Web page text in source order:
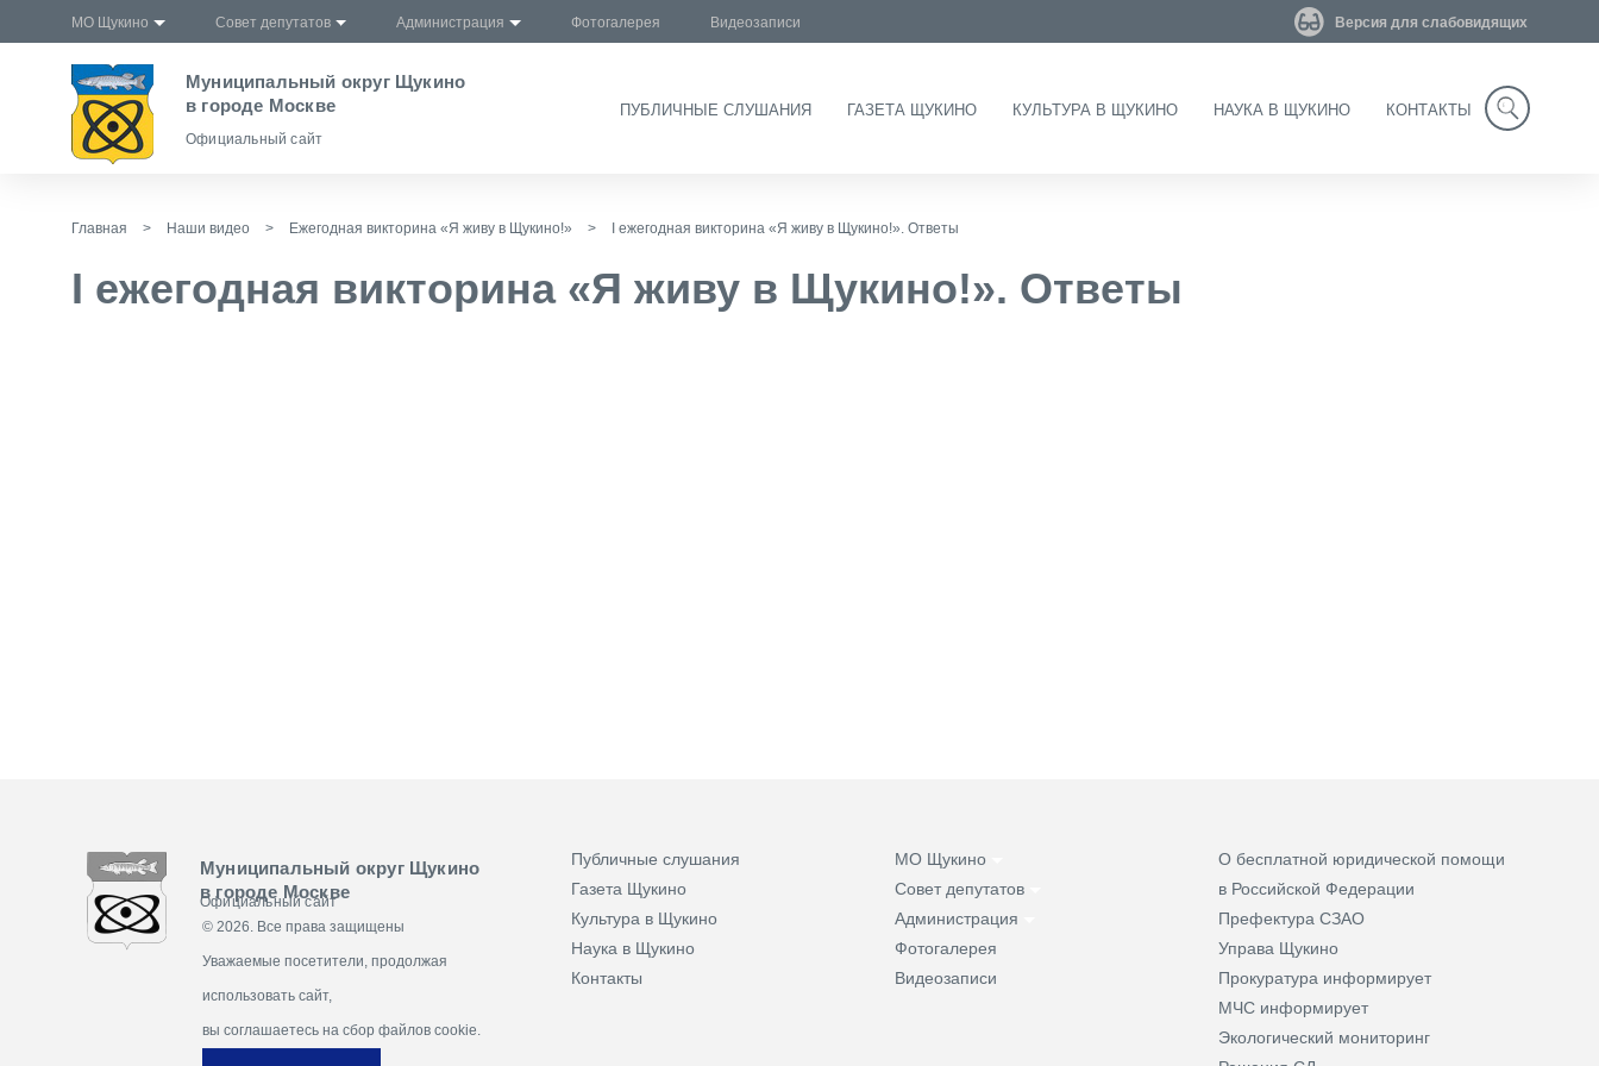
МО Щукино Совет депутатов Администрация Фотогалерея Видеозаписи Версия для слабовидящих
Муниципальный округ Щукино
в городе Москве
Официальный сайт
ПУБЛИЧНЫЕ СЛУШАНИЯ ГАЗЕТА ЩУКИНО КУЛЬТУРА В ЩУКИНО НАУКА В ЩУКИНО КОНТАКТЫ
Search
Главная > Наши видео > Ежегодная викторина «Я живу в Щукино!» > I ежегодная викторина «Я живу в Щукино!». Ответы
I ежегодная викторина «Я живу в Щукино!». Ответы
Муниципальный округ Щукино
в городе Москве
Официальный сайт
© 2026. Все права защищены
Уважаемые посетители, продолжая
использовать сайт,
вы соглашаетесь на сбор файлов cookie.
Публичные слушания
Газета Щукино
Культура в Щукино
Наука в Щукино
Контакты
МО Щукино
Совет депутатов
Администрация
Фотогалерея
Видеозаписи
О бесплатной юридической помощи
в Российской Федерации
Префектура СЗАО
Управа Щукино
Прокуратура информирует
МЧС информирует
Экологический мониторинг